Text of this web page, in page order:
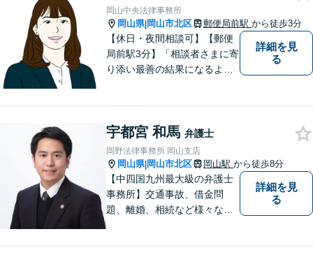
岡山中央法律事務所
岡山県|岡山市北区 郵便局前駅 から徒歩3分
【休日・夜間相談可】【郵便
局前駅3分】「相談者さまに寄
り添い最善の結果になるよう
よる不当な取り調べや身体拘
束から、依頼者さまの利益を
守ります【完全個室相談】
詳細を見
る
宇都宮 和馬 弁護士
岡野法律事務所 岡山支店
岡山県|岡山市北区 岡山駅 から徒歩8分
【中四国九州最大級の弁護士
事務所】交通事故、借金問
題、離婚、相続など様々な問
詳細を見
る